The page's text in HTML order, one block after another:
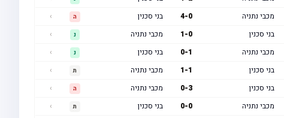
מכבי נתניה 4-0 בני סכנין ה
›
בני סכנין 1-0 מכבי נתניה נ
›
מכבי נתניה 0-1 בני סכנין נ
›
בני סכנין 1-1 מכבי נתניה ת
›
בני סכנין 0-3 מכבי נתניה ה
›
מכבי נתניה 0-0 בני סכנין ת
›